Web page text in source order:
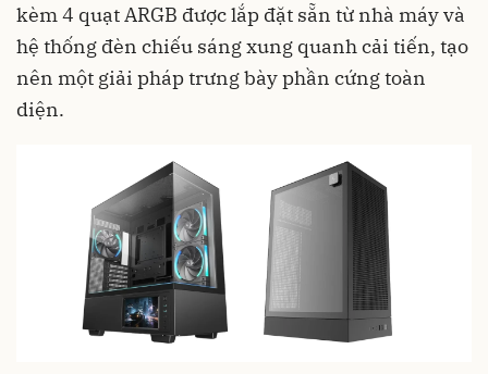
kèm 4 quạt ARGB được lắp đặt sẵn từ nhà máy và
hệ thống đèn chiếu sáng xung quanh cải tiến, tạo
nên một giải pháp trưng bày phần cứng toàn
diện.